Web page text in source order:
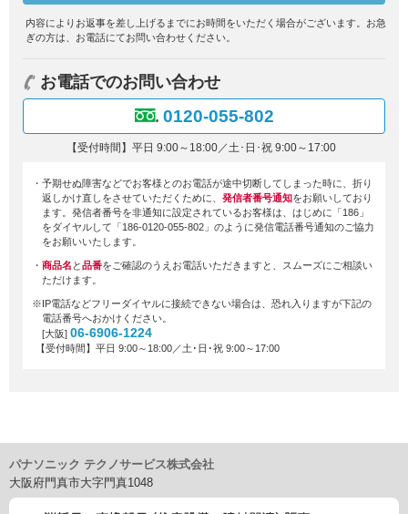
内容によりお返事を差し上げるまでにお時間をいただく場合がございます。 お急
ぎの方は、お電話にてお問い合わせください。
お電話でのお問い合わせ
0120-055-802
【受付時間】平日 9:00～18:00／土･日･祝 9:00～17:00
・予期せぬ障害などでお客様とのお電話が途中切断してしまった時に、折り
返しかけ直しをさせていただくために、 発信者番号通知をお願いしており
ます。発信者番号を非通知に設定されているお客様は、はじめに「186」
をダイヤルして「186-0120-055-802」のように発信電話番号通知のご協力
をお願いいたします。
・ 商品名 と品番をご確認のうえお電話いただきますと、スムーズにご相談い
ただけます。
※IP電話などフリーダイヤルに接続できない場合は、恐れ入りますが下記の
電話番号へおかけください。
[大阪] 06-6906-1224
【受付時間】平日 9:00～18:00／土･日･祝 9:00～17:00
パナソニック テクノサービス株式会社
大阪府門真市大字門真1048